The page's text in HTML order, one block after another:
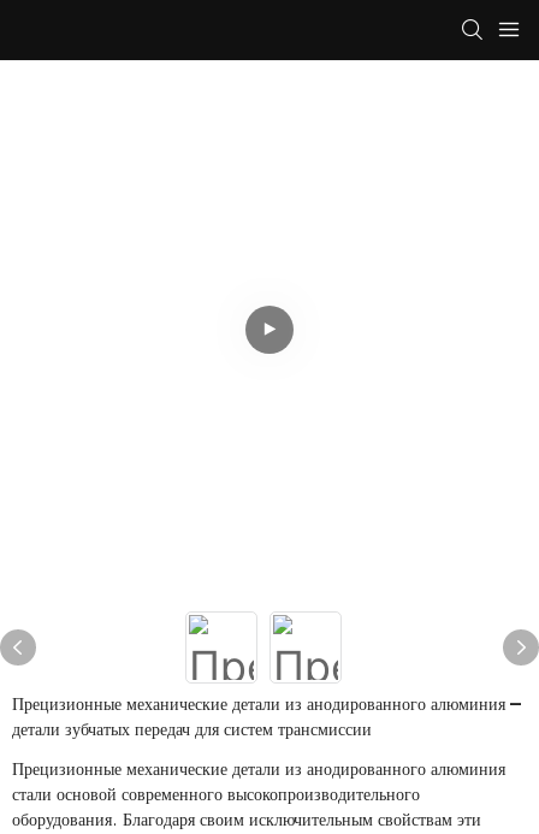
Прецизионные механические детали из анодированного алюминия —
детали зубчатых передач для систем трансмиссии
Прецизионные механические детали из анодированного алюминия
стали основой современного высокопроизводительного
оборудования. Благодаря своим исключительным свойствам эти